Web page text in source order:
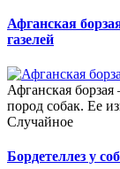
Афганская
газелей
Афганская
пород собак. Ее
Случайное
Бордетеллез у